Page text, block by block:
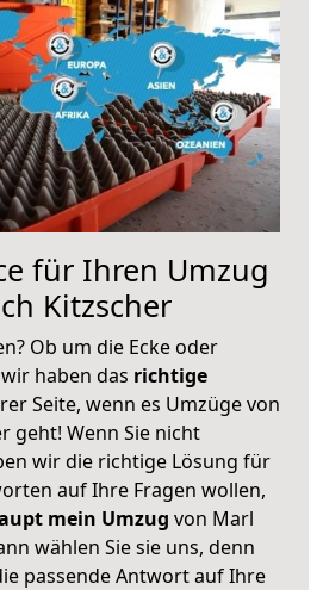
für Ihren Umzug
Kitzscher
Ob um die Ecke oder
haben das richtige
Seite, wenn es Umzüge von
geht! Wenn Sie nicht
wir die richtige Lösung für
auf Ihre Fragen wollen,
mein Umzug von Marl
wählen Sie sie uns, denn
passende Antwort auf Ihre